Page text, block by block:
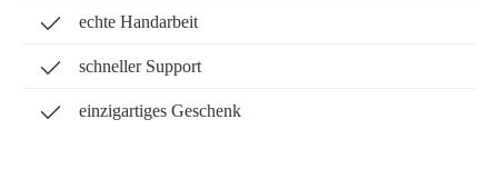
echte Handarbeit
schneller Support
einzigartiges Geschenk